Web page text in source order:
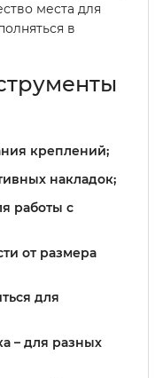
места для
в
креплений;
накладок;
работы с
от размера
для
– для разных